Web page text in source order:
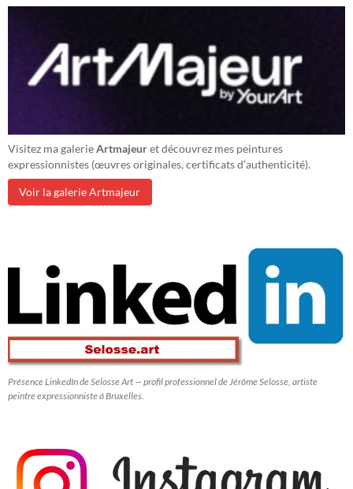
Visitez ma galerieArtmajeuret découvrez mes peintures
expressionnistes (œuvres originales, certificats d’authenticité).
Voir la galerie Artmajeur
Présence LinkedIn de Selosse Art — profil professionnel de Jérôme Selosse, artiste
peintre expressionniste à Bruxelles.